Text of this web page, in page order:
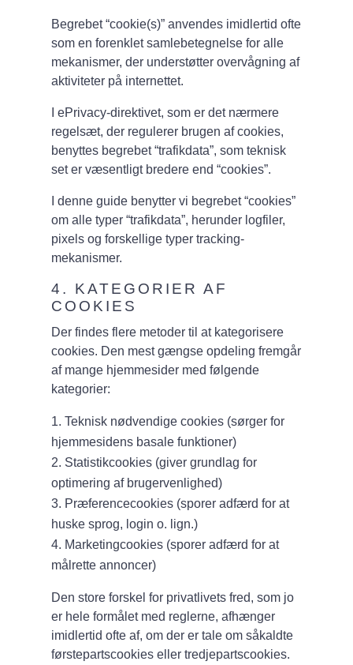
Begrebet “cookie(s)” anvendes imidlertid ofte
som en forenklet samlebetegnelse for alle
mekanismer, der understøtter overvågning af
aktiviteter på internettet.
I ePrivacy-direktivet, som er det nærmere
regelsæt, der regulerer brugen af cookies,
benyttes begrebet “trafikdata”, som teknisk
set er væsentligt bredere end “cookies”.
I denne guide benytter vi begrebet “cookies”
om alle typer “trafikdata”, herunder logfiler,
pixels og forskellige typer tracking-
mekanismer.
4. KATEGORIER AF
COOKIES
Der findes flere metoder til at kategorisere
cookies. Den mest gængse opdeling fremgår
af mange hjemmesider med følgende
kategorier:
Teknisk nødvendige cookies (sørger for
hjemmesidens basale funktioner)
Statistikcookies (giver grundlag for
optimering af brugervenlighed)
Præferencecookies (sporer adfærd for at
huske sprog, login o. lign.)
Marketingcookies (sporer adfærd for at
målrette annoncer)
Den store forskel for privatlivets fred, som jo
er hele formålet med reglerne, afhænger
imidlertid ofte af, om der er tale om såkaldte
førstepartscookies eller tredjepartscookies.